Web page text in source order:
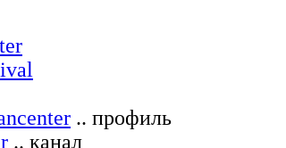
.. профиль
.. канал